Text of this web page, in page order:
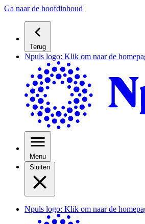
Ga naar de hoofdinhoud
Terug
Npuls logo: Klik om naar de
Menu
Sluiten
Npuls logo: Klik om naar de